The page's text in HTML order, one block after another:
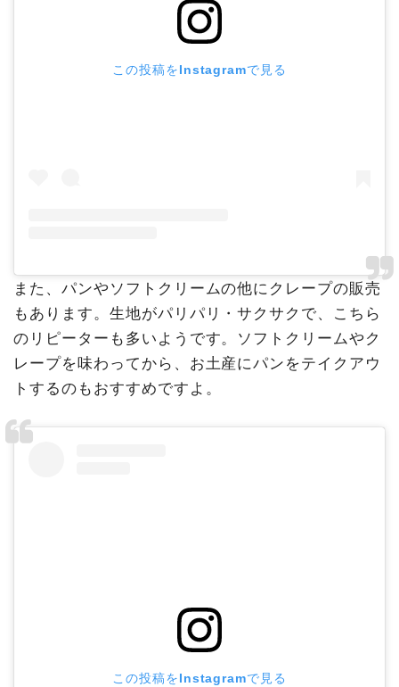
この投稿をInstagramで見る
また、パンやソフトクリームの他にクレープの販売
もあります。生地がパリパリ・サクサクで、こちら
のリピーターも多いようです。ソフトクリームやク
レープを味わってから、お土産にパンをテイクアウ
トするのもおすすめですよ。
この投稿をInstagramで見る